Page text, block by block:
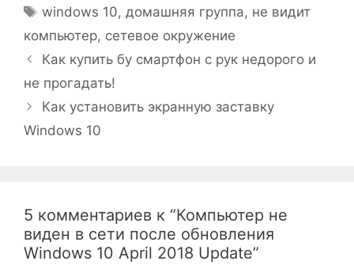
Метки
windows 10,домашняя группа, не видит
компьютер, сетевое окружение
Как купить бу смартфон с рук недорого и
не прогадать!
Как установить экранную заставку
Windows 10
5 комментариев к “Компьютер не
виден в сети после обновления
Windows 10 April 2018 Update”